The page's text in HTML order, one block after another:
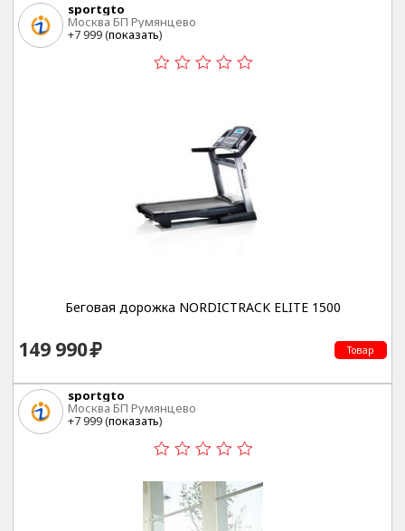
sportgto
Москва БП Румянцево
+7 999 (показать)
Беговая дорожка NORDICTRACK ELITE 1500
149 990 Товар
sportgto
Москва БП Румянцево
+7 999 (показать)